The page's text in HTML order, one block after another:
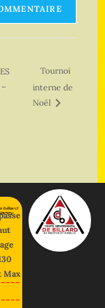
Tournoi
interne de
Noël
Max